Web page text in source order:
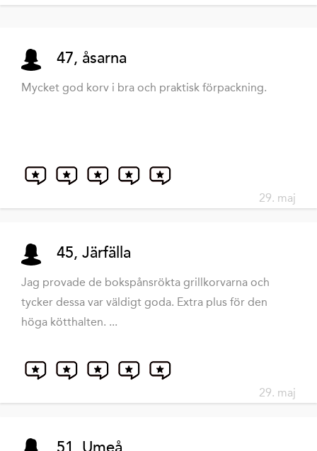
47, åsarna
Mycket god korv i bra och praktisk förpackning.
29. maj
45, Järfälla
Jag provade de bokspånsrökta grillkorvarna och
tycker dessa var väldigt goda. Extra plus för den
höga kötthalten. ...
29. maj